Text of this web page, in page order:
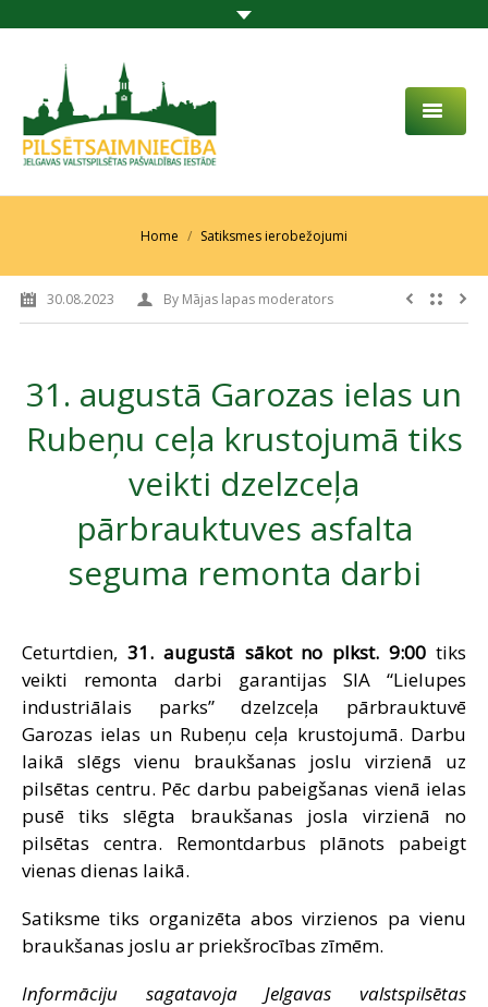
PAR MUMS
KONTAKTI
SAZIŅA
You are here:Home Satiksmes ierobežojumi
30.08.2023 By Mājas lapas moderators
31. augustā Garozas ielas un
Rubeņu ceļa krustojumā tiks
veikti dzelzceļa
pārbrauktuves asfalta
seguma remonta darbi
Ceturtdien, 31. augustā sākot no plkst. 9:00 tiks
veikti remonta darbi garantijas SIA “Lielupes
industriālais parks” dzelzceļa pārbrauktuvē
Garozas ielas un Rubeņu ceļa krustojumā. Darbu
laikā slēgs vienu braukšanas joslu virzienā uz
pilsētas centru. Pēc darbu pabeigšanas vienā ielas
pusē tiks slēgta braukšanas josla virzienā no
pilsētas centra. Remontdarbus plānots pabeigt
vienas dienas laikā.
Satiksme tiks organizēta abos virzienos pa vienu
braukšanas joslu ar priekšrocības zīmēm.
Informāciju sagatavoja Jelgavas valstspilsētas